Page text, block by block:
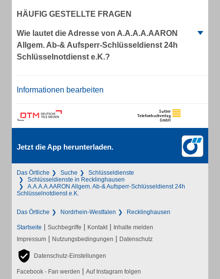
HÄUFIG GESTELLTE FRAGEN
Wie lautet die Adresse von A.A.A.A.AARON
Allgem. Ab-& Aufsperr-Schlüsseldienst 24h
Schlüsselnotdienst e.K.?
Informationen bearbeiten
Jetzt die App herunterladen.
Das Örtliche Suche
Schlüsseldienste
Schlüsseldienste in Recklinghausen
A.A.A.A.AARON Allgem. Ab-& Aufsperr-Schlüsseldienst 24h
Schlüsselnotdienst e.K.
Das Örtliche Nordrhein-Westfalen Recklinghausen
Startseite | Suchbegriffe | Kontakt | Inhalte melden
Impressum | Nutzungsbedingungen | Datenschutz
Datenschutz-Einstellungen
Facebook - Fan werden | Auf Instagram folgen